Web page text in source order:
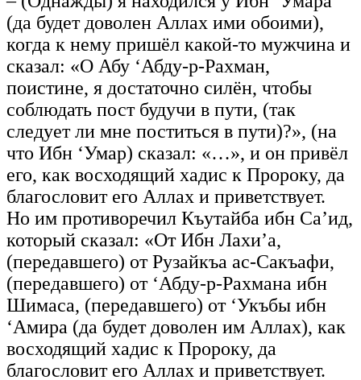
(да будет доволен Аллах ими обоими),
когда к нему пришёл какой-то мужчина и
сказал: «О Абу ‘Абду-р-Рахман,
поистине, я достаточно силён, чтобы
соблюдать пост будучи в пути, (так
следует ли мне поститься в пути)?», (на
что Ибн ‘Умар) сказал: «…», и он привёл
его, как восходящий хадис к Пророку, да
благословит его Аллах и приветствует.
Но им противоречил Къутайба ибн Са’ид,
который сказал: «От Ибн Лахи’а,
(передавшего) от Рузайкъа ас-Сакъафи,
(передавшего) от ‘Абду-р-Рахмана ибн
Шимаса, (передавшего) от ‘Укъбы ибн
‘Амира (да будет доволен им Аллах), как
восходящий хадис к Пророку, да
благословит его Аллах и приветствует.